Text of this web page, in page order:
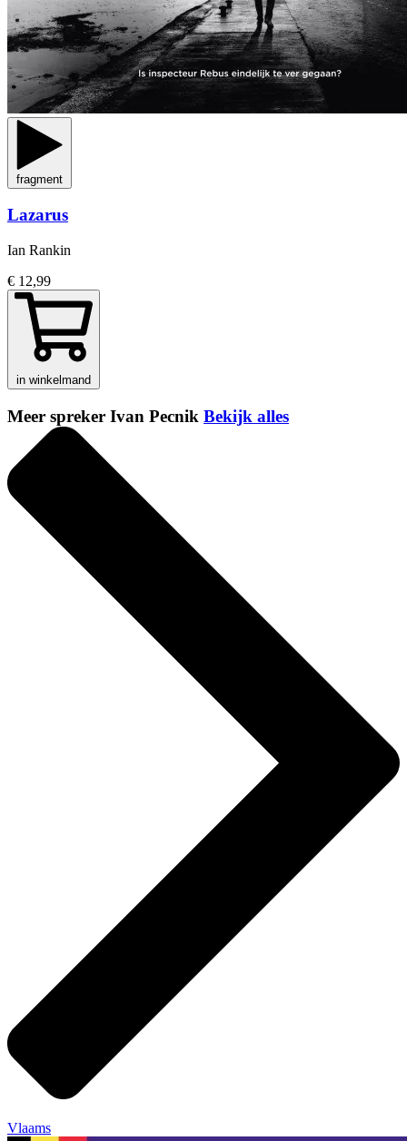
fragment
Lazarus
Ian Rankin
€ 12,99
in winkelmand
Meer spreker Ivan Pecnik Bekijk alles
Vlaams